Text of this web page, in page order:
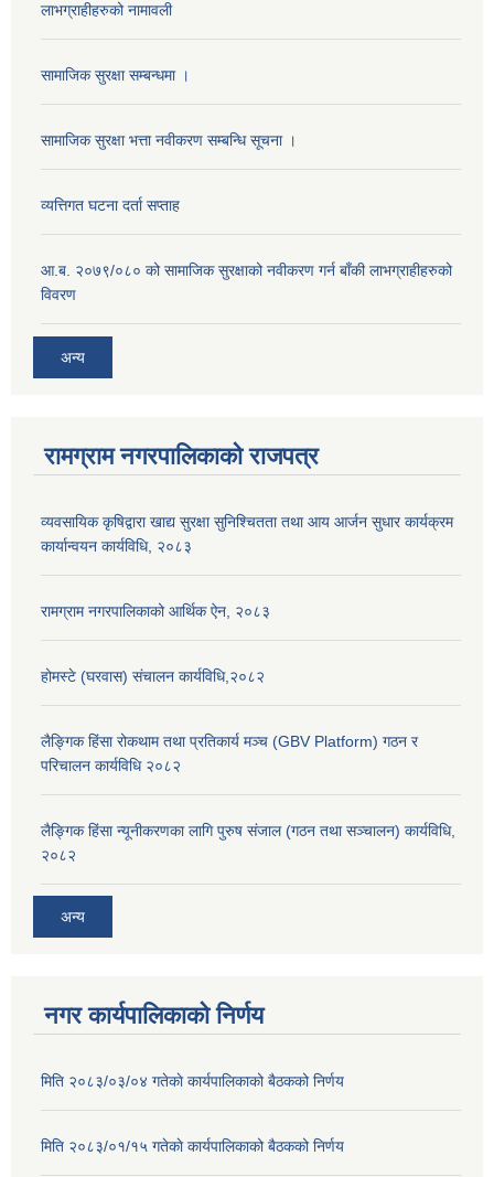
लाभग्राहीहरुको नामावली
सामाजिक सुरक्षा सम्बन्धमा ।
सामाजिक सुरक्षा भत्ता नवीकरण सम्बन्धि सूचना ।
व्यत्तिगत घटना दर्ता सप्ताह
आ.ब. २०७९/०८० को सामाजिक सुरक्षाको नवीकरण गर्न बाँकी लाभग्राहीहरुको
विवरण
अन्य
रामग्राम नगरपालिकाको राजपत्र
व्यवसायिक कृषिद्वारा खाद्य सुरक्षा सुनिश्चितता तथा आय आर्जन सुधार कार्यक्रम
कार्यान्वयन कार्यविधि, २०८३
रामग्राम नगरपालिकाको आर्थिक ऐन, २०८३
होमस्टे (घरवास) संचालन कार्यविधि,२०८२
लैङ्गिक हिंसा रोकथाम तथा प्रतिकार्य मञ्च (GBV Platform) गठन र
परिचालन कार्यविधि २०८२
लैङ्गिक हिंसा न्यूनीकरणका लागि पुरुष संजाल (गठन तथा सञ्चालन) कार्यविधि,
२०८२
अन्य
नगर कार्यपालिकाको निर्णय
मिति २०८३/०३/०४ गतेकाे कार्यपालिकाको बैठकको निर्णय
मिति २०८३/०१/१५ गतेकाे कार्यपालिकाको बैठकको निर्णय